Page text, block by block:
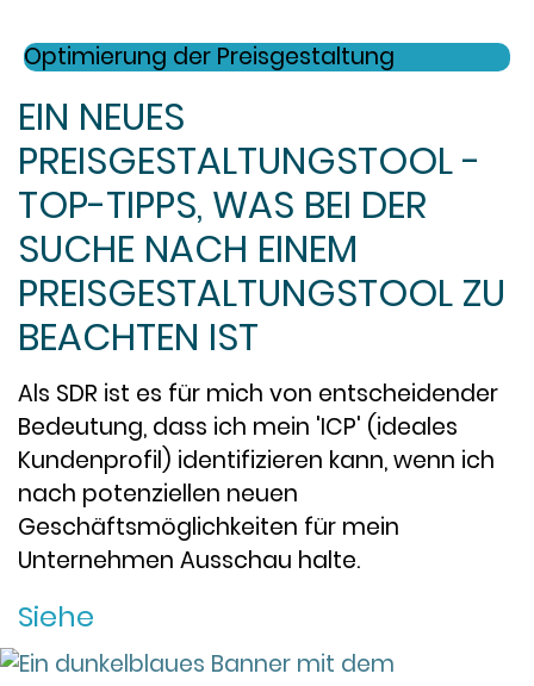
Optimierung der Preisgestaltung
EIN NEUES
PREISGESTALTUNGSTOOL -
TOP-TIPPS, WAS BEI DER
SUCHE NACH EINEM
PREISGESTALTUNGSTOOL ZU
BEACHTEN IST
Als SDR ist es für mich von entscheidender
Bedeutung, dass ich mein 'ICP' (ideales
Kundenprofil) identifizieren kann, wenn ich
nach potenziellen neuen
Geschäftsmöglichkeiten für mein
Unternehmen Ausschau halte.
Siehe